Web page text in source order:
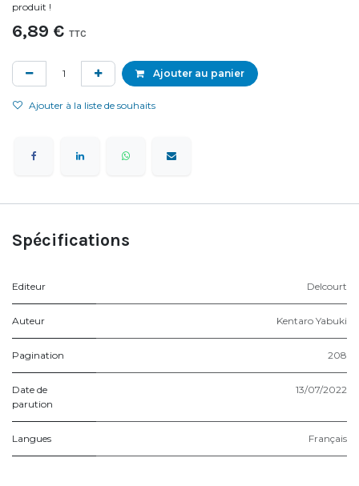
produit !
6,89 € TTC
Ajouter au panier
Ajouter à la liste de souhaits
Spécifications
Editeur Delcourt
Auteur Kentaro Yabuki
Pagination 208
Date de
parution
13/07/2022
Langues Français